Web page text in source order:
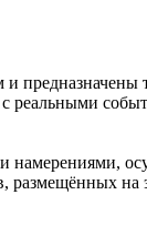
предназначены
реальными
намерениями,
размещённых на